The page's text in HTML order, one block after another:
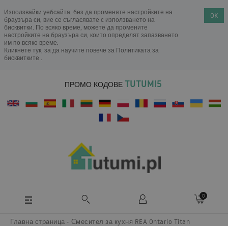
Използвайки уебсайта, без да променяте настройките на
браузъра си, вие се съгласявате с използването на
бисквитки. По всяко време, можете да промените
настройките на браузъра си, които определят запазването
им по всяко време.
Кликнете тук, за да научите повече за Политиката за
бисквитките .
OK
ПРОМО КОДОВЕ TUTUMI5
0
Главна страница Смесител за кухня REA Ontario Titan